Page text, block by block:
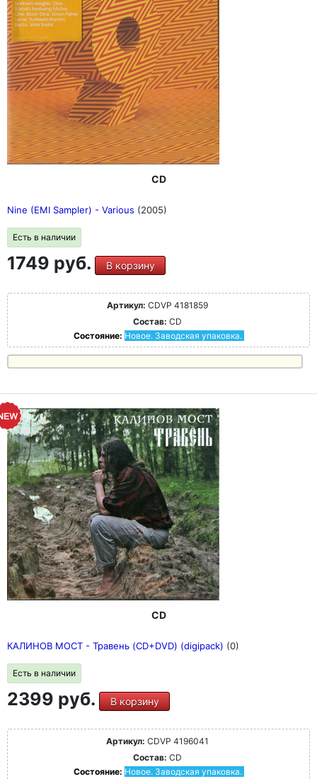
CD
Nine (EMI Sampler) - Various (2005)
Есть в наличии
1749 руб. В корзину
Артикул: CDVP 4181859
Состав: CD
Состояние: Новое. Заводская упаковка.
CD
КАЛИНОВ МОСТ - Травень (CD+DVD) (digipack) (0)
Есть в наличии
2399 руб. В корзину
Артикул: CDVP 4196041
Состав: CD
Состояние: Новое. Заводская упаковка.